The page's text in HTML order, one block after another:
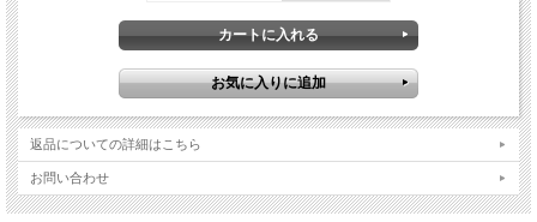
桑の葉を早朝より一葉一葉 丁寧に手摘みをしました。
返品についての詳細はこちら
お問い合わせ